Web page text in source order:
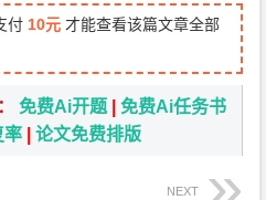
付 10元 才能查看该篇文章全部
免费Ai开题 |免费Ai任务书
率 |论文免费排版
NEXT